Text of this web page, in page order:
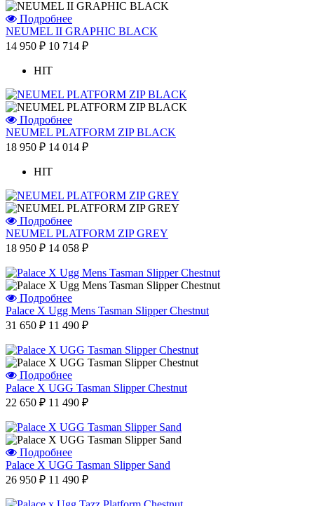
Подробнее
NEUMEL II GRAPHIC BLACK
14 950 ₽ 10 714 ₽
HIT
Подробнее
NEUMEL PLATFORM ZIP BLACK
18 950 ₽ 14 014 ₽
HIT
Подробнее
NEUMEL PLATFORM ZIP GREY
18 950 ₽ 14 058 ₽
Подробнее
Palace X Ugg Mens Tasman Slipper Chestnut
31 650 ₽ 11 490 ₽
Подробнее
Palace X UGG Tasman Slipper Chestnut
22 650 ₽ 11 490 ₽
Подробнее
Palace X UGG Tasman Slipper Sand
26 950 ₽ 11 490 ₽